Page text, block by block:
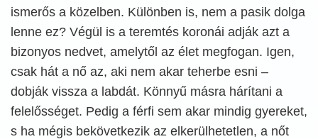
ismerős a közelben. Különben is, nem a pasik dolga
lenne ez? Végül is a teremtés koronái adják azt a
bizonyos nedvet, amelytől az élet megfogan. Igen,
csak hát a nő az, aki nem akar teherbe esni –
dobják vissza a labdát. Könnyű másra hárítani a
felelősséget. Pedig a férfi sem akar mindig gyereket,
s ha mégis bekövetkezik az elkerülhetetlen, a nőt